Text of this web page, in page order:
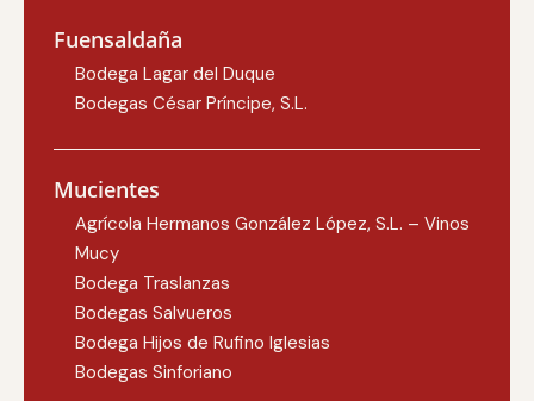
Fuensaldaña
Bodega Lagar del Duque
Bodegas César Príncipe, S.L.
Mucientes
Agrícola Hermanos González López, S.L. – Vinos
Mucy
Bodega Traslanzas
Bodegas Salvueros
Bodega Hijos de Rufino Iglesias
Bodegas Sinforiano